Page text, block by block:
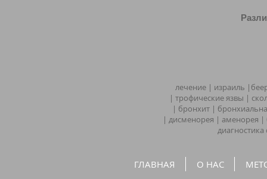
лечение | израиль
| трофические язвы |
| бронхит |
| дисменорея | аменорея
ГЛАВНАЯ О НАС